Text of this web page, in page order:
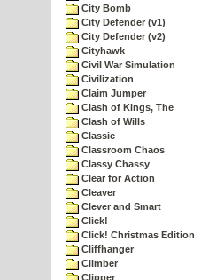
City Bomb
City Defender (v1)
City Defender (v2)
Cityhawk
Civil War Simulation
Civilization
Claim Jumper
Clash of Kings, The
Clash of Wills
Classic
Classroom Chaos
Classy Chassy
Clear for Action
Cleaver
Clever and Smart
Click!
Click! Christmas Edition
Cliffhanger
Climber
Clipper